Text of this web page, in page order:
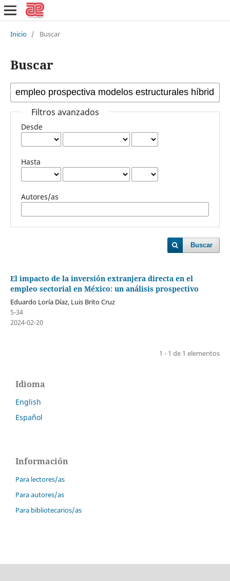
Inicio / Buscar
Buscar
Filtros avanzados
Desde
Hasta
Autores/as
Buscar
El impacto de la inversión extranjera directa en el
empleo sectorial en México: un análisis prospectivo
Eduardo Loría Díaz, Luis Brito Cruz
5-34
2024-02-20
1 - 1 de 1 elementos
Idioma
English
Español
Información
Para lectores/as
Para autores/as
Para bibliotecarios/as